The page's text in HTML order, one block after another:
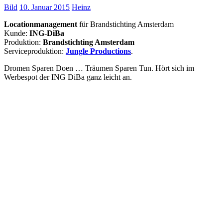
Bild 10. Januar 2015 Heinz
Locationmanagement für Brandstichting Amsterdam
Kunde: ING-DiBa
Produktion: Brandstichting Amsterdam
Serviceproduktion: Jungle Productions.
Dromen Sparen Doen … Träumen Sparen Tun. Hört sich im
Werbespot der ING DiBa ganz leicht an.